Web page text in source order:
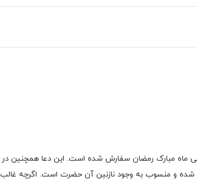
ماه مبارک رمضان سفارش شده است. این دعا همچنین در
و منسوب به وجود نازنین آن حضرت است. اگرچه غالب